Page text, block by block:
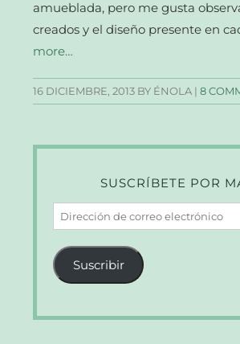
amueblada, pero me gusta
creados y el diseño presente en
more…
16 DICIEMBRE, 2013 BY ÉNOLA |8
SUSCRÍBETE POR
Dirección
de
correo
electrónico
Suscribir